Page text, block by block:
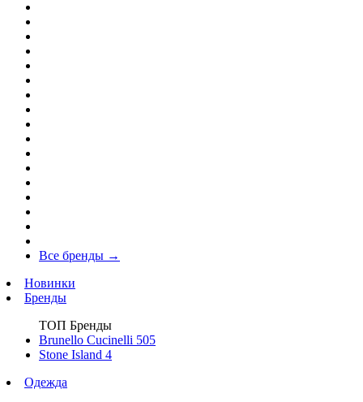
Все бренды →
Новинки
Бренды
ТОП Бренды
Brunello Cucinelli 505
Stone Island 4
Одежда